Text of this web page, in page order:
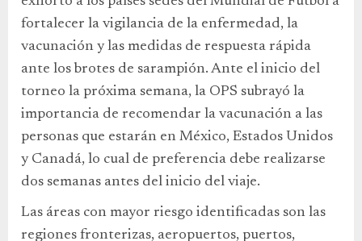
fortalecer la vigilancia de la enfermedad, la
vacunación y las medidas de respuesta rápida
ante los brotes de sarampión. Ante el inicio del
torneo la próxima semana, la OPS subrayó la
importancia de recomendar la vacunación a las
personas que estarán en México, Estados Unidos
y Canadá, lo cual de preferencia debe realizarse
dos semanas antes del inicio del viaje.
Las áreas con mayor riesgo identificadas son las
regiones fronterizas, aeropuertos, puertos,